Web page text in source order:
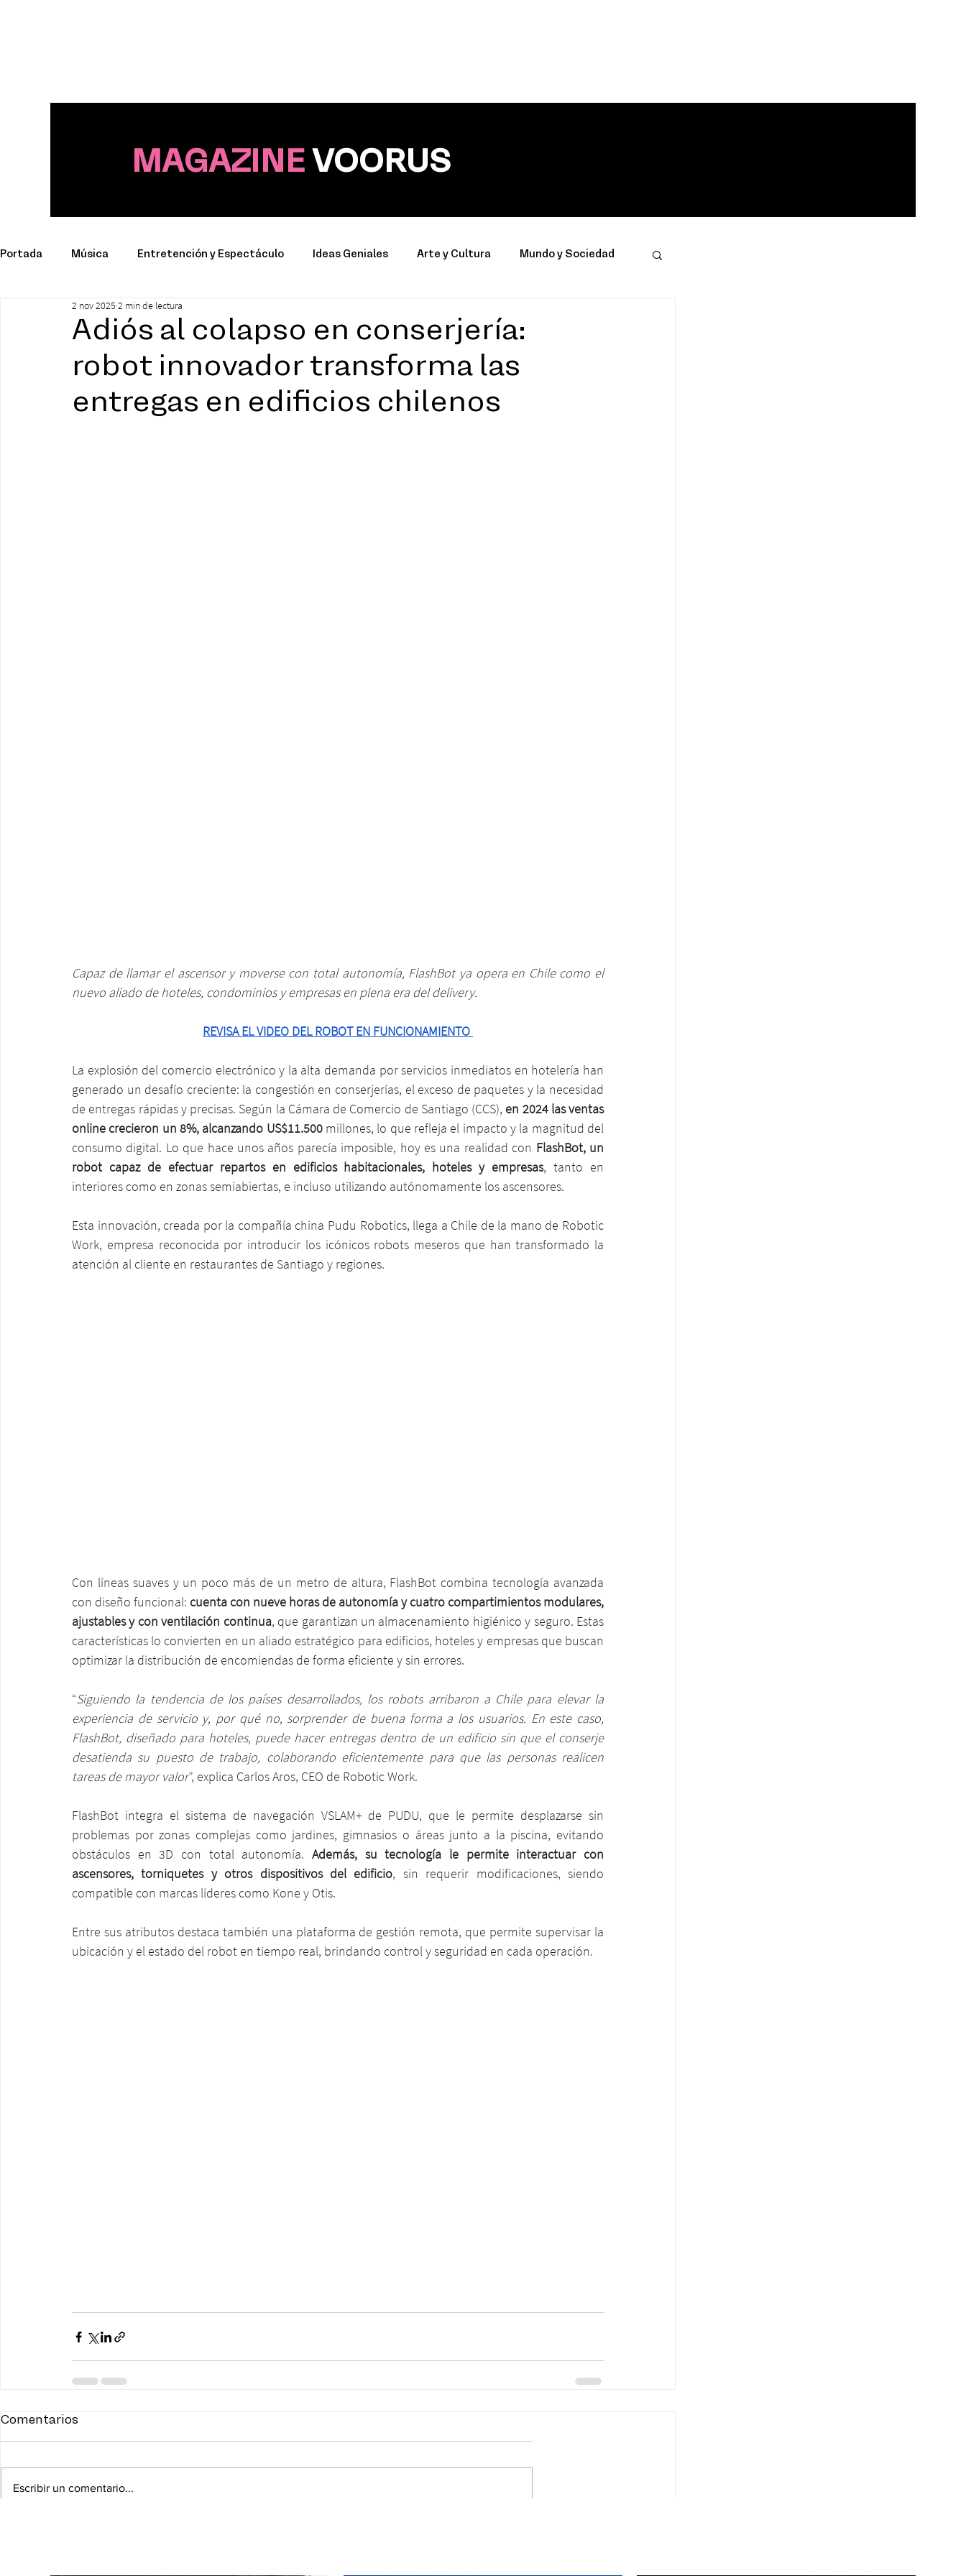
MAGAZINE VOORUS
Portada Música Entretención y Espectáculo Ideas Geniales Arte y Cultura Mundo y Sociedad
Productos y Marcas
Adiós al colapso en conserjería:
robot innovador transforma las
entregas en edificios chilenos
2 nov 2025 2 min de lectura
Capaz de llamar el ascensor y moverse con total autonomía, FlashBot ya opera en Chile como el
nuevo aliado de hoteles, condominios y empresas en plena era del delivery.
REVISA EL VIDEO DEL ROBOT EN FUNCIONAMIENTO
La explosión del comercio electrónico y la alta demanda por servicios inmediatos en hotelería han
generado un desafío creciente: la congestión en conserjerías, el exceso de paquetes y la necesidad
de entregas rápidas y precisas. Según la Cámara de Comercio de Santiago (CCS), en 2024 las ventas
online crecieron un 8%, alcanzando US$11.500 millones, lo que refleja el impacto y la magnitud del
consumo digital. Lo que hace unos años parecía imposible, hoy es una realidad con FlashBot, un
robot capaz de efectuar repartos en edificios habitacionales, hoteles y empresas, tanto en
interiores como en zonas semiabiertas, e incluso utilizando autónomamente los ascensores.
Esta innovación, creada por la compañía china Pudu Robotics, llega a Chile de la mano de Robotic
Work, empresa reconocida por introducir los icónicos robots meseros que han transformado la
atención al cliente en restaurantes de Santiago y regiones.
Con líneas suaves y un poco más de un metro de altura, FlashBot combina tecnología avanzada
con diseño funcional: cuenta con nueve horas de autonomía y cuatro compartimientos modulares,
ajustables y con ventilación continua, que garantizan un almacenamiento higiénico y seguro. Estas
características lo convierten en un aliado estratégico para edificios, hoteles y empresas que buscan
optimizar la distribución de encomiendas de forma eficiente y sin errores.
“Siguiendo la tendencia de los países desarrollados, los robots arribaron a Chile para elevar la
experiencia de servicio y, por qué no, sorprender de buena forma a los usuarios. En este caso,
FlashBot, diseñado para hoteles, puede hacer entregas dentro de un edificio sin que el conserje
desatienda su puesto de trabajo, colaborando eficientemente para que las personas realicen
tareas de mayor valor”, explica Carlos Aros, CEO de Robotic Work.
FlashBot integra el sistema de navegación VSLAM+ de PUDU, que le permite desplazarse sin
problemas por zonas complejas como jardines, gimnasios o áreas junto a la piscina, evitando
obstáculos en 3D con total autonomía. Además, su tecnología le permite interactuar con
ascensores, torniquetes y otros dispositivos del edificio, sin requerir modificaciones, siendo
compatible con marcas líderes como Kone y Otis.
Entre sus atributos destaca también una plataforma de gestión remota, que permite supervisar la
ubicación y el estado del robot en tiempo real, brindando control y seguridad en cada operación.
Comentarios
Escribir un comentario...